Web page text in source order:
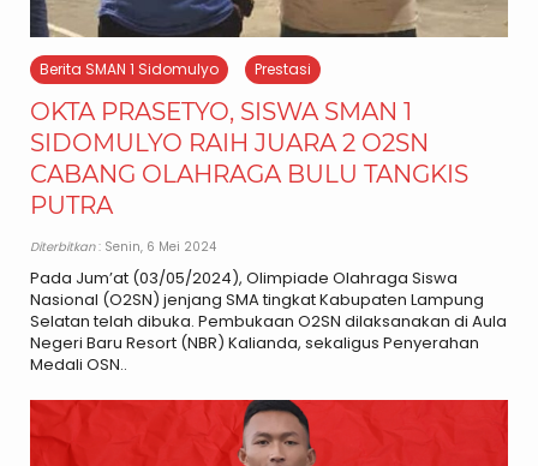
Berita SMAN 1 Sidomulyo Prestasi
OKTA PRASETYO, SISWA SMAN 1
SIDOMULYO RAIH JUARA 2 O2SN
CABANG OLAHRAGA BULU TANGKIS
PUTRA
Diterbitkan: Senin, 6 Mei 2024
Pada Jum’at (03/05/2024), Olimpiade Olahraga Siswa
Nasional (O2SN) jenjang SMA tingkat Kabupaten Lampung
Selatan telah dibuka. Pembukaan O2SN dilaksanakan di Aula
Negeri Baru Resort (NBR) Kalianda, sekaligus Penyerahan
Medali OSN..